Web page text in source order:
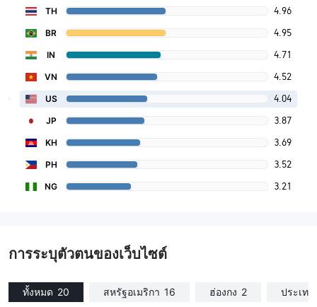
TH 4.96
BR 4.95
IN 4.71
VN 4.52
US 4.04
JP 3.87
KH 3.69
PH 3.52
NG 3.21
การระบุตัวตนของเว็บไซต์
ทั้งหมด 20 สหรัฐอเมริกา 16 ฮ่องกง 2 ประเท